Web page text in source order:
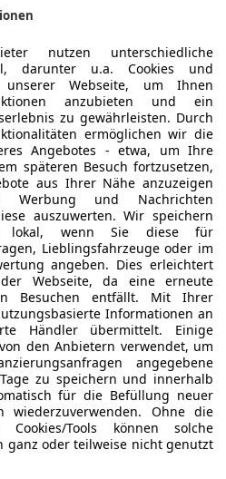
zurückgeht. Das
kommen kann. Der
wobeiausschließlich
kommt.
sind aus Stahl gefertigt, da
nicht dieselbe Stabilität
thronen seitlich auf den
bei den Rücklichtern um
Das Softtop ist an einem
etlichen Verschlüssen
ist auf die notwendigste
Entscheidung ging mit der
bei einem Geländewagen
hinaus können so die
werden. Die Schalter im
besonders griffig, lassen im
vermissen. Darüber
Elemente aus Kunststoff mit
zum Klappern neigt.
nutzen unterschiedliche
darunter u.a. Cookies und
Webseite, um Ihnen
anzubieten und ein
zu gewährleisten. Durch
ermöglichen wir die
Angebotes - etwa, um Ihre
späteren Besuch fortzusetzen,
aus Ihrer Nähe anzuzeigen
Werbung und Nachrichten
auszuwerten. Wir speichern
lokal, wenn Sie diese für
Lieblingsfahrzeuge oder im
angeben. Dies erleichtert
Webseite, da eine erneute
Besuchen entfällt. Mit Ihrer
Informationen an
Händler übermittelt. Einige
den Anbietern verwendet, um
angegebene
zu speichern und innerhalb
für die Befüllung neuer
wiederzuverwenden. Ohne die
Cookies/Tools können solche
ganz oder teilweise nicht genutzt